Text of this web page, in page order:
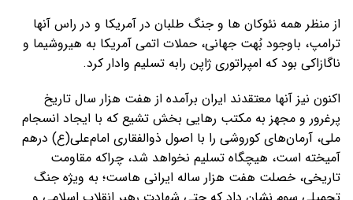
از منظر همه نئوکان ها و جنگ طلبان در آمریکا و در راس آنها
ترامپ، باوجود بُهت جهانی، حملات اتمی آمریکا به هیروشیما و
ناگازاکی بود که امپراتوری ژاپن رابه تسلیم وادار کرد.
اکنون نیز آنها معتقدند ایران برآمده از هفت هزار سال تاریخ
پرغرور و مجهز به مکتب رهایی بخش تشیع که با ایجاد انسجام
ملی، آرمان‌های کوروشی را با اصول ذوالفقاری امام‌علی(ع) درهم
آمیخته است، هیچگاه تسلیم نخواهد شد، چراکه مقاومت
تاریخی، خصلت هفت هزار ساله ایرانی هاست؛ به ویژه جنگ